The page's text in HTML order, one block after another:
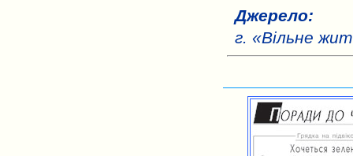
Джерело:
г. «Вільне